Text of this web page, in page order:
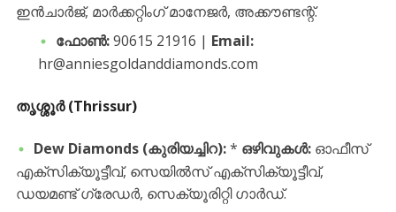
ഇൻചാർജ്, മാർക്കറ്റിംഗ് മാനേജർ, അക്കൗണ്ടന്റ്.
ഫോൺ:90615 21916 | Email:
hr@anniesgoldanddiamonds.com
തൃശ്ശൂർ (Thrissur)
Dew Diamonds (കുരിയച്ചിറ):* ഒഴിവുകൾ:ഓഫീസ്
എക്സിക്യൂട്ടീവ്, സെയിൽസ് എക്സിക്യൂട്ടീവ്,
ഡയമണ്ട് ഗ്രേഡർ, സെക്യൂരിറ്റി ഗാർഡ്.